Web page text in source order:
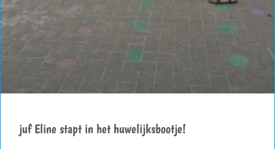
juf Eline stapt in het huwelijksbootje!